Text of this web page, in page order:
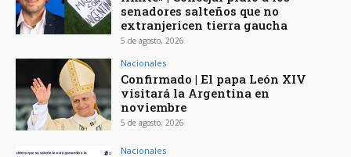
senadores salteños que no
extranjericen tierra gaucha
5 de agosto, 2026
Nacionales
Confirmado | El papa León XIV
visitará la Argentina en
noviembre
5 de agosto, 2026
Nacionales